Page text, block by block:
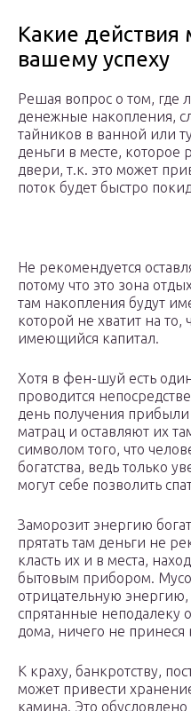
Какие действия
вашему успеху
Решая вопрос о том, где
денежные накопления,
тайников в ванной или
деньги в месте, которое
двери, т.к. это может
поток будет быстро
Не рекомендуется
потому что это зона
там накопления будут
которой не хватит на
имеющийся капитал.
Хотя в фен-шуй есть
проводится
день получения
матрац и оставляют их
символом того, что
богатства, ведь только
могут себе позволить
Заморозит энергию
прятать там деньги не
класть их и в места,
бытовым прибором.
отрицательную энергию,
спрятанные неподалеку
дома, ничего не принеся
К краху, банкротству,
может привести
камина. Это